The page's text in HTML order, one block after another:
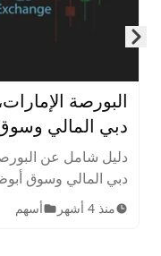
البورصة
دبي المالي وسوق
دليل شامل عن
دبي المالي وسوق
المدرجة، الأصول
الاستثمار للمبتدئين.
منذ 4 أشهر أسهم